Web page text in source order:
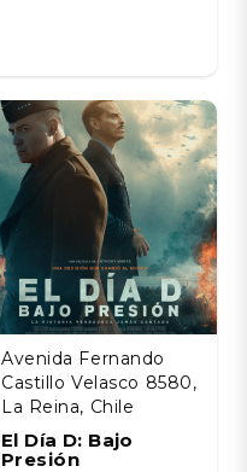
Avenida Fernando
Castillo Velasco 8580,
La Reina, Chile
El Día D: Bajo
Presión